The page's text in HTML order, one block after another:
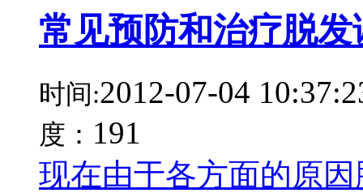
常见预防和治疗脱发
时间:2012-07-04
度： 191
现在由于各方面的原